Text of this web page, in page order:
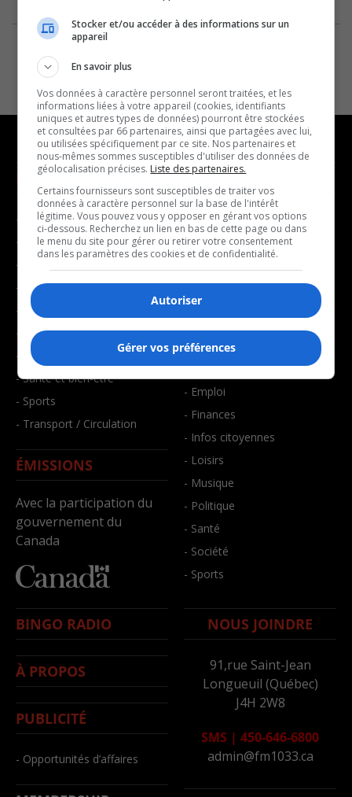
NOUVELLES
- Affaires municipales
- Communauté / Social
- Culture
- Économie
- Éducation
- Environnement
- Faits divers
- Santé et bien-être
- Sports
- Transport / Circulation
ÉMISSIONS
Avec la participation du
gouvernement du
Canada
MUSIQUE
- Décompte franco
- Joué récemment
BALADOS
- Art de vivre
- Bien-être
- Emploi
- Finances
- Infos citoyennes
- Loisirs
- Musique
- Politique
- Santé
- Société
- Sports
BINGO RADIO
À PROPOS
PUBLICITÉ
- Opportunités d’affaires
NOUS JOINDRE
91,rue Saint-Jean
Longueuil (Québec)
J4H 2W8
SMS | 450-646-6800
admin@fm1033.ca
Stocker et/ou accéder à des informations sur un
appareil
En savoir plus
Vos données à caractère personnel seront traitées, et les
informations liées à votre appareil (cookies, identifiants
uniques et autres types de données) pourront être stockées
et consultées par 66 partenaires, ainsi que partagées avec lui,
ou utilisées spécifiquement par ce site. Nos partenaires et
nous-mêmes sommes susceptibles d'utiliser des données de
géolocalisation précises. Liste des partenaires.
Certains fournisseurs sont susceptibles de traiter vos
données à caractère personnel sur la base de l'intérêt
légitime. Vous pouvez vous y opposer en gérant vos options
ci-dessous. Recherchez un lien en bas de cette page ou dans
le menu du site pour gérer ou retirer votre consentement
dans les paramètres des cookies et de confidentialité.
Autoriser
Gérer vos préférences